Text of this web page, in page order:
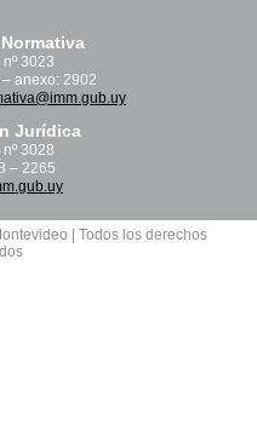
3023
anexo: 2902
Jurídica
3028
– 2265
| Todos los derechos